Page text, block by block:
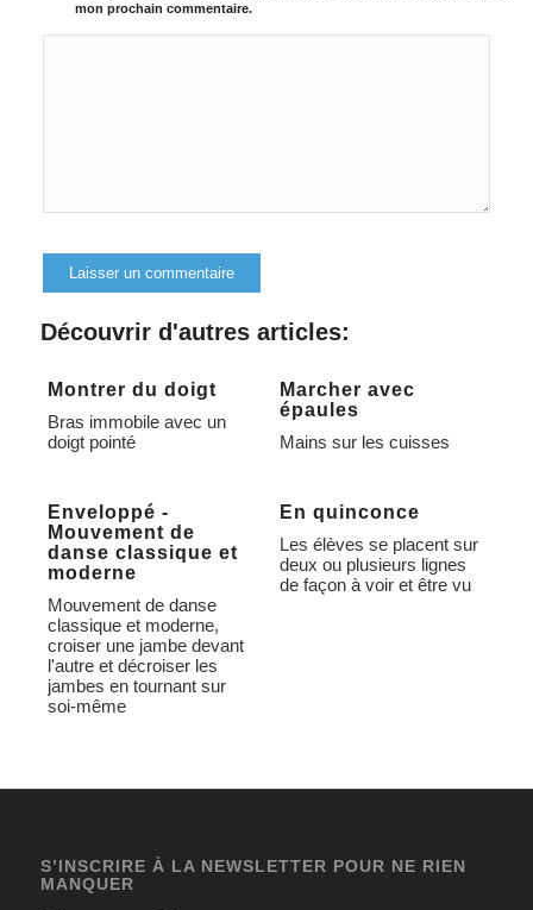
mon prochain commentaire.
Alternative:
Découvrir d'autres articles:
Montrer du doigt
Bras immobile avec un
doigt pointé
Marcher avec
épaules
Mains sur les cuisses
Enveloppé -
Mouvement de
danse classique et
moderne
Mouvement de danse
classique et moderne,
croiser une jambe devant
l'autre et décroiser les
jambes en tournant sur
soi-même
En quinconce
Les élèves se placent sur
deux ou plusieurs lignes
de façon à voir et être vu
S’INSCRIRE À LA NEWSLETTER POUR NE RIEN
MANQUER